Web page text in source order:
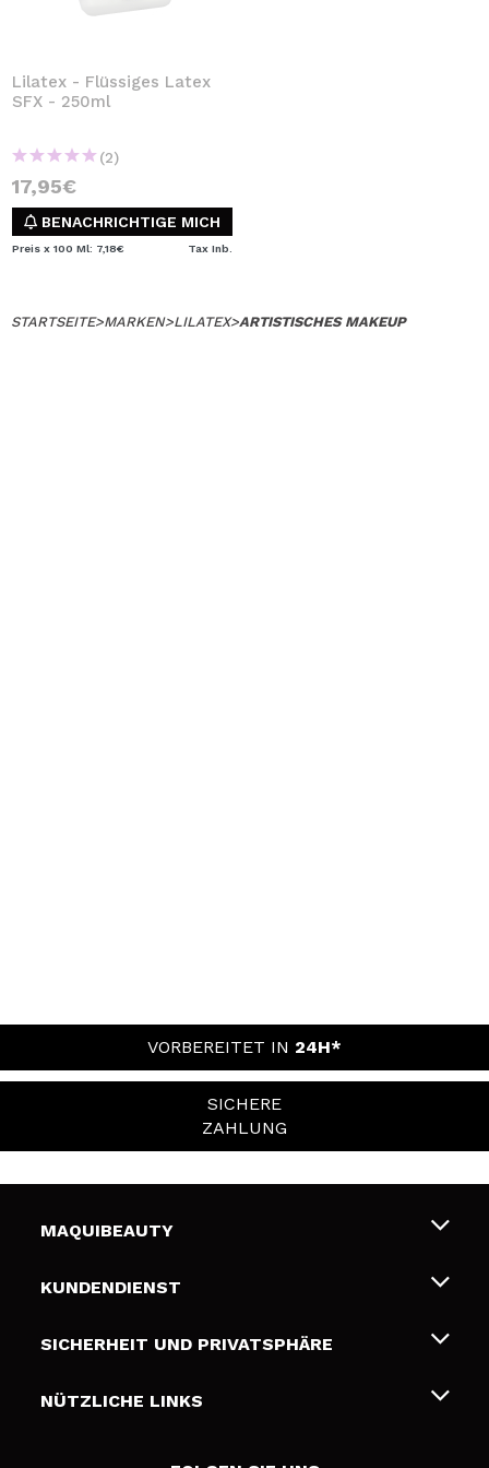
Lilatex - Flüssiges Latex
SFX - 250ml
(2)
17,95€
BENACHRICHTIGE MICH
Preis x 100 Ml: 7,18€ Tax Inb.
STARTSEITE>MARKEN>LILATEX>ARTISTISCHES MAKEUP
VORBEREITET IN 24H*
SICHERE
ZAHLUNG
MAQUIBEAUTY
Über uns
Geschenkkarten
KUNDENDIENST
Liefer- und Versandkosten
Zahlung
SICHERHEIT UND PRIVATSPHÄRE
Bedingungen und Datenschutz
NÜTZLICHE LINKS